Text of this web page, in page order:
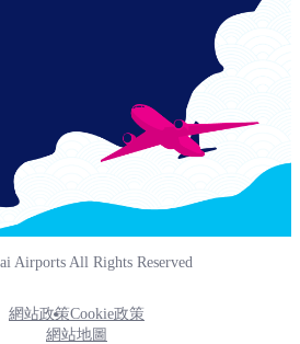
Airports All Rights Reserved
網站政策Cookie政策
網站地圖